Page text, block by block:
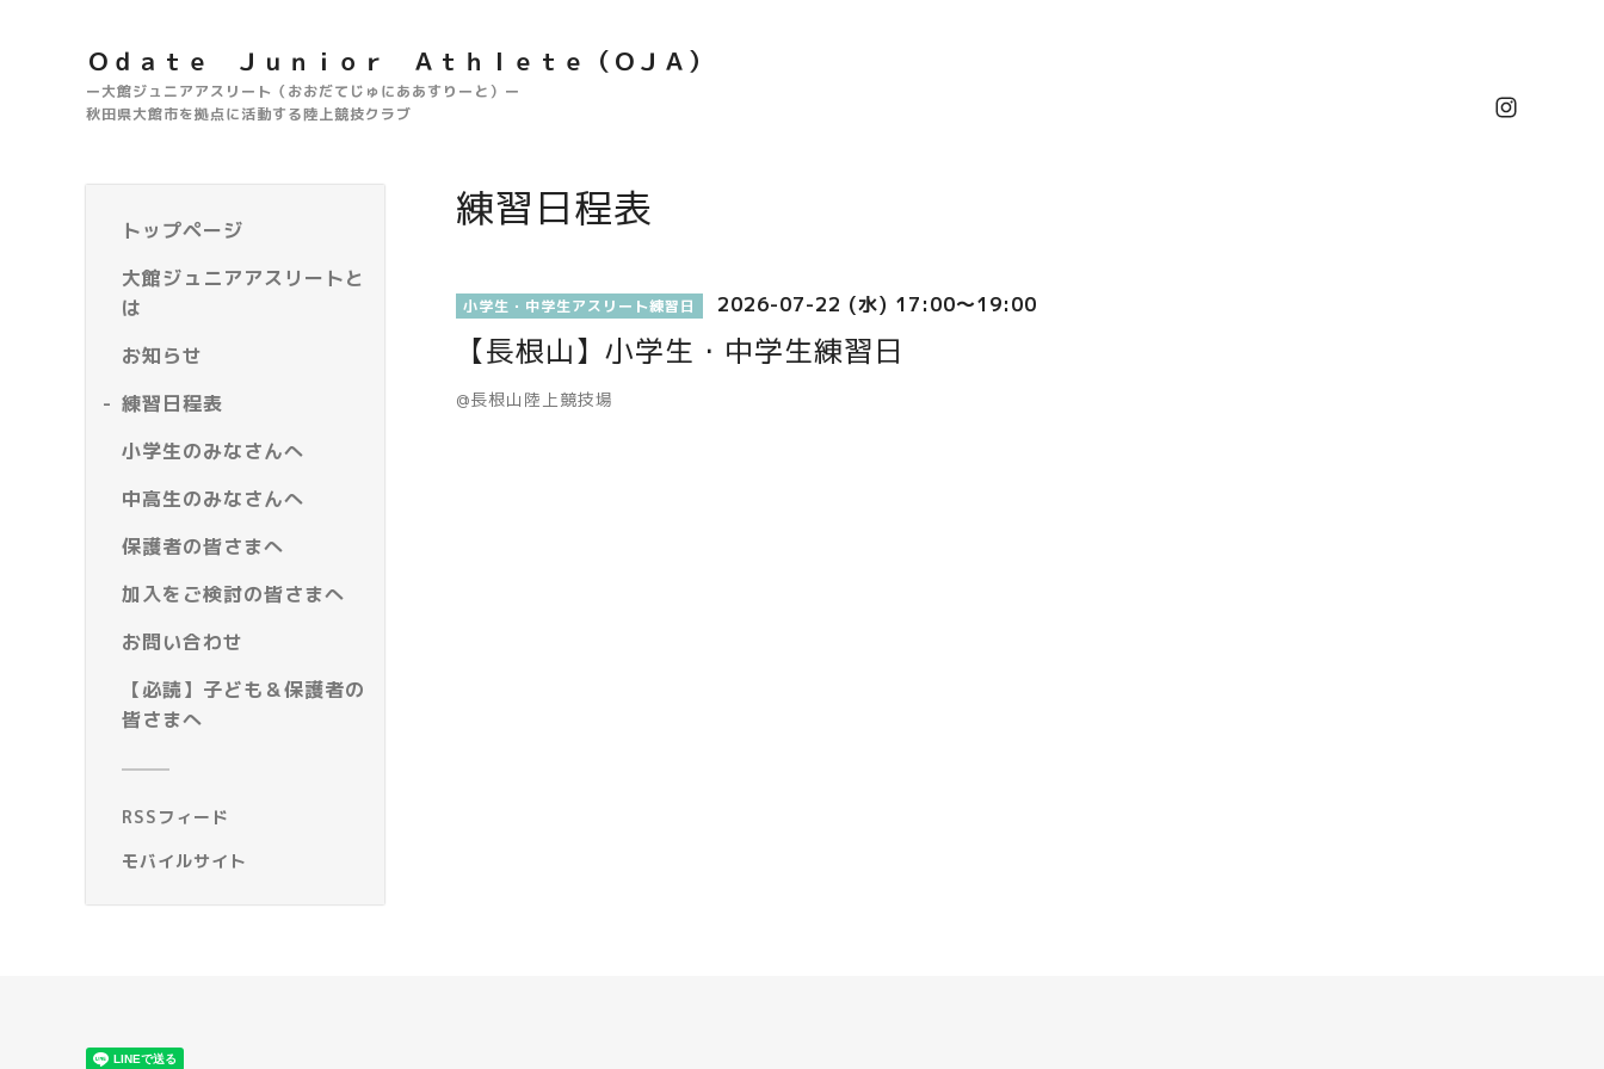
Ｏｄａｔｅ Ｊｕｎｉｏｒ Ａｔｈｌｅｔｅ（ＯＪＡ）
ー大館ジュニアアスリート（おおだてじゅにああすりーと）ー
秋田県大館市を拠点に活動する陸上競技クラブ
トップページ
大館ジュニアアスリートと
は
お知らせ
練習日程表
小学生のみなさんへ
中高生のみなさんへ
保護者の皆さまへ
加入をご検討の皆さまへ
お問い合わせ
【必読】子ども＆保護者の
皆さまへ
RSSフィード
モバイルサイト
練習日程表
小学生・中学生アスリート練習日 2026-07-22 (水) 17:00～19:00
【長根山】小学生・中学生練習日
@長根山陸上競技場